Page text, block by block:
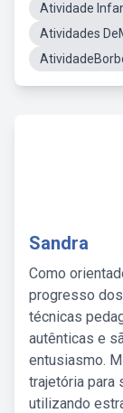
Atividade
Atividades
Sandra
Como
progresso
técnicas
autênticas e
entusiasmo.
trajetória para
utilizando